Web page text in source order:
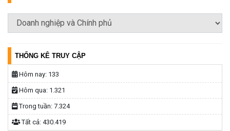
THỐNG KÊ TRUY CẬP
Hôm nay: 133
Hôm qua: 1.321
Trong tuần: 7.324
Tất cả: 430.419